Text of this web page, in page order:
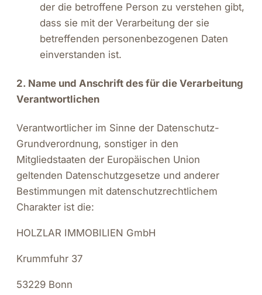
der die betroffene Person zu verstehen gibt,
dass sie mit der Verarbeitung der sie
betreffenden personenbezogenen Daten
einverstanden ist.
2. Name und Anschrift des für die Verarbeitung
Verantwortlichen
Verantwortlicher im Sinne der Datenschutz-
Grundverordnung, sonstiger in den
Mitgliedstaaten der Europäischen Union
geltenden Datenschutzgesetze und anderer
Bestimmungen mit datenschutzrechtlichem
Charakter ist die:
HOLZLAR IMMOBILIEN GmbH
Krummfuhr 37
53229 Bonn